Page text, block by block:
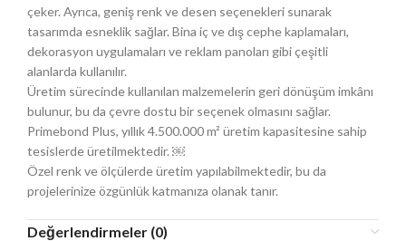
çeker. Ayrıca, geniş renk ve desen seçenekleri sunarak
tasarımda esneklik sağlar. Bina iç ve dış cephe kaplamaları,
dekorasyon uygulamaları ve reklam panoları gibi çeşitli
alanlarda kullanılır.
Üretim sürecinde kullanılan malzemelerin geri dönüşüm imkânı
bulunur, bu da çevre dostu bir seçenek olmasını sağlar.
Primebond Plus, yıllık 4.500.000 m² üretim kapasitesine sahip
tesislerde üretilmektedir. ￼
Özel renk ve ölçülerde üretim yapılabilmektedir, bu da
projelerinize özgünlük katmanıza olanak tanır.
Değerlendirmeler (0)